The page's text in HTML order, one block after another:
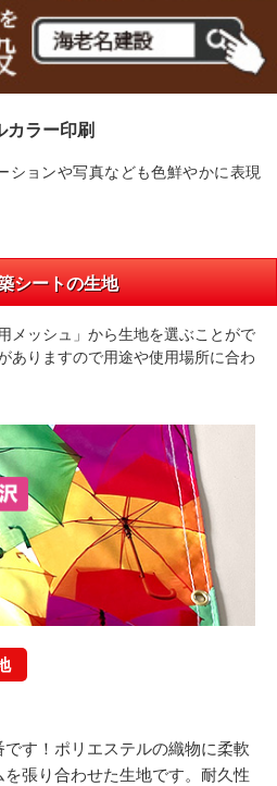
カラー印刷
ションや写真なども色鮮やかに表現
シートの生地
メッシュ」から生地を選ぶことがで
ありますので用途や使用場所に合わ
す！ポリエステルの織物に柔軟
張り合わせた生地です。耐久性